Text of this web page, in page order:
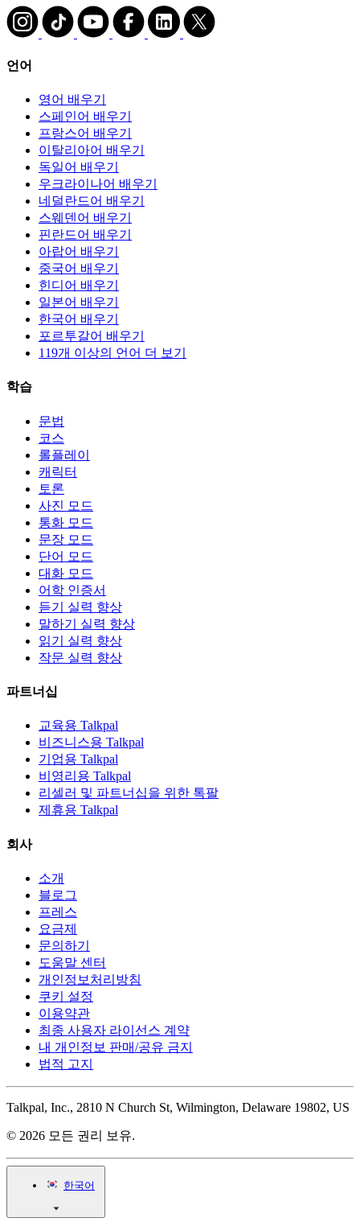
언어
영어 배우기
스페인어 배우기
프랑스어 배우기
이탈리아어 배우기
독일어 배우기
우크라이나어 배우기
네덜란드어 배우기
스웨덴어 배우기
핀란드어 배우기
아랍어 배우기
중국어 배우기
힌디어 배우기
일본어 배우기
한국어 배우기
포르투갈어 배우기
119개 이상의 언어 더 보기
학습
문법
코스
롤플레이
캐릭터
토론
사진 모드
통화 모드
문장 모드
단어 모드
대화 모드
어학 인증서
듣기 실력 향상
말하기 실력 향상
읽기 실력 향상
작문 실력 향상
파트너십
교육용 Talkpal
비즈니스용 Talkpal
기업용 Talkpal
비영리용 Talkpal
리셀러 및 파트너십을 위한 톡팔
제휴용 Talkpal
회사
소개
블로그
프레스
요금제
문의하기
도움말 센터
개인정보처리방침
쿠키 설정
이용약관
최종 사용자 라이선스 계약
내 개인정보 판매/공유 금지
법적 고지
Talkpal, Inc., 2810 N Church St, Wilmington, Delaware 19802, US
© 2026 모든 권리 보유.
한국어